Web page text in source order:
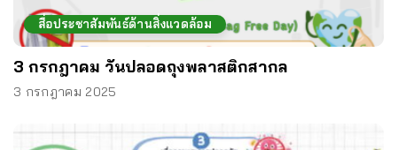
สื่อประชาสัมพันธ์ด้านสิ่งแวดล้อม
3 กรกฎาคม วันปลอดถุงพลาสติกสากล
3 กรกฎาคม 2025